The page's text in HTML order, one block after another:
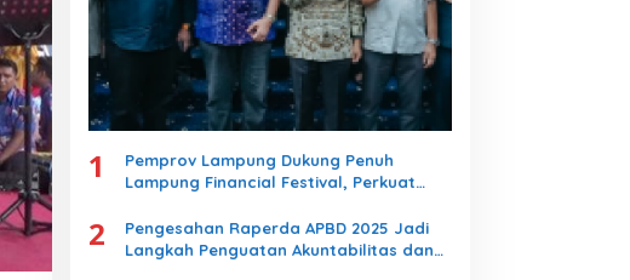
1
Pemprov Lampung Dukung Penuh
Lampung Financial Festival, Perkuat
2
Pengesahan Raperda APBD 2025 Jadi
Langkah Penguatan Akuntabilitas dan